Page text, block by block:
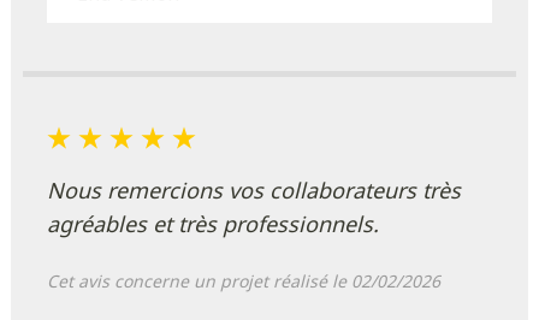
Nous remercions vos collaborateurs très
agréables et très professionnels.
Cet avis concerne un projet réalisé le 02/02/2026